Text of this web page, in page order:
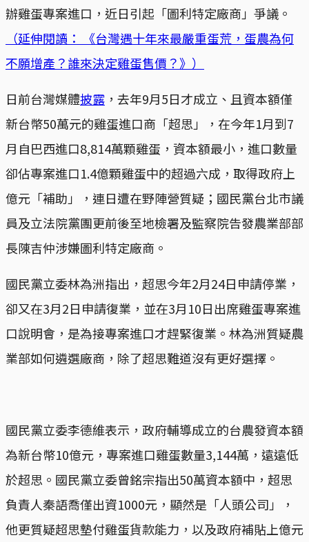
辦雞蛋專案進口，近日引起「圖利特定廠商」爭議。
（延伸閱讀： 《台灣遇十年來最嚴重蛋荒，蛋農為何
不願增產？誰來決定雞蛋售價？》）
日前台灣媒體披露 ，去年9月5日才成立、且資本額僅
新台幣50萬元的雞蛋進口商「超思」，在今年1月到7
月自巴西進口8,814萬顆雞蛋，資本額最小，進口數量
卻佔專案進口1.4億顆雞蛋中的超過六成，取得政府上
億元「補助」，連日遭在野陣營質疑；國民黨台北市議
員及立法院黨團更前後至地檢署及監察院告發農業部部
長陳吉仲涉嫌圖利特定廠商。
國民黨立委林為洲指出，超思今年2月24日申請停業，
卻又在3月2日申請復業，並在3月10日出席雞蛋專案進
口說明會，是為接專案進口才趕緊復業。林為洲質疑農
業部如何遴選廠商，除了超思難道沒有更好選擇。
國民黨立委李德維表示，政府輔導成立的台農發資本額
為新台幣10億元，專案進口雞蛋數量3,144萬，遠遠低
於超思。國民黨立委曾銘宗指出50萬資本額中，超思
負責人秦語喬僅出資1000元，顯然是「人頭公司」，
他更質疑超思墊付雞蛋貨款能力，以及政府補貼上億元